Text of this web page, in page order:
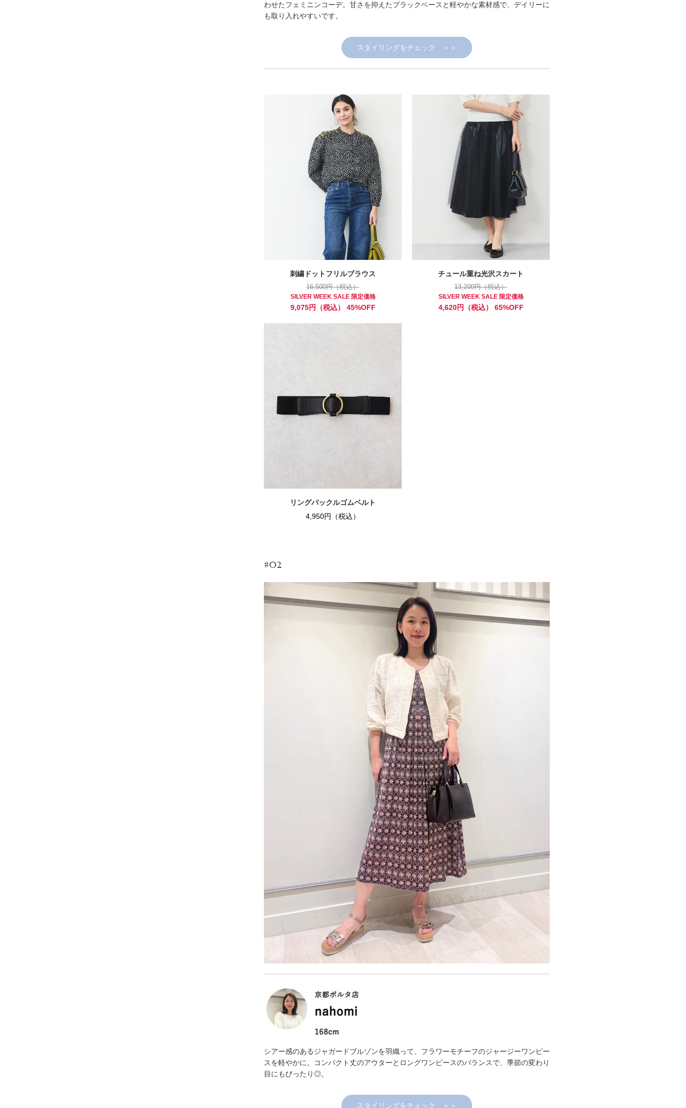
わせたフェミニンコーデ。甘さを抑えたブラックベースと軽やかな素材感で、デイリーに
も取り入れやすいです。
スタイリングをチェック ＞＞
刺繍ドットフリルブラウス
16,500円（税込）
SILVER WEEK SALE 限定価格
9,075円（税込） 45%OFF
チュール重ね光沢スカート
13,200円（税込）
SILVER WEEK SALE 限定価格
4,620円（税込） 65%OFF
リングバックルゴムベルト
4,950円（税込）
#02
シアー感のあるジャガードブルゾンを羽織って、フラワーモチーフのジャージーワンピー
スを軽やかに。コンパクト丈のアウターとロングワンピースのバランスで、季節の変わり
目にもぴったり◎。
スタイリングをチェック ＞＞